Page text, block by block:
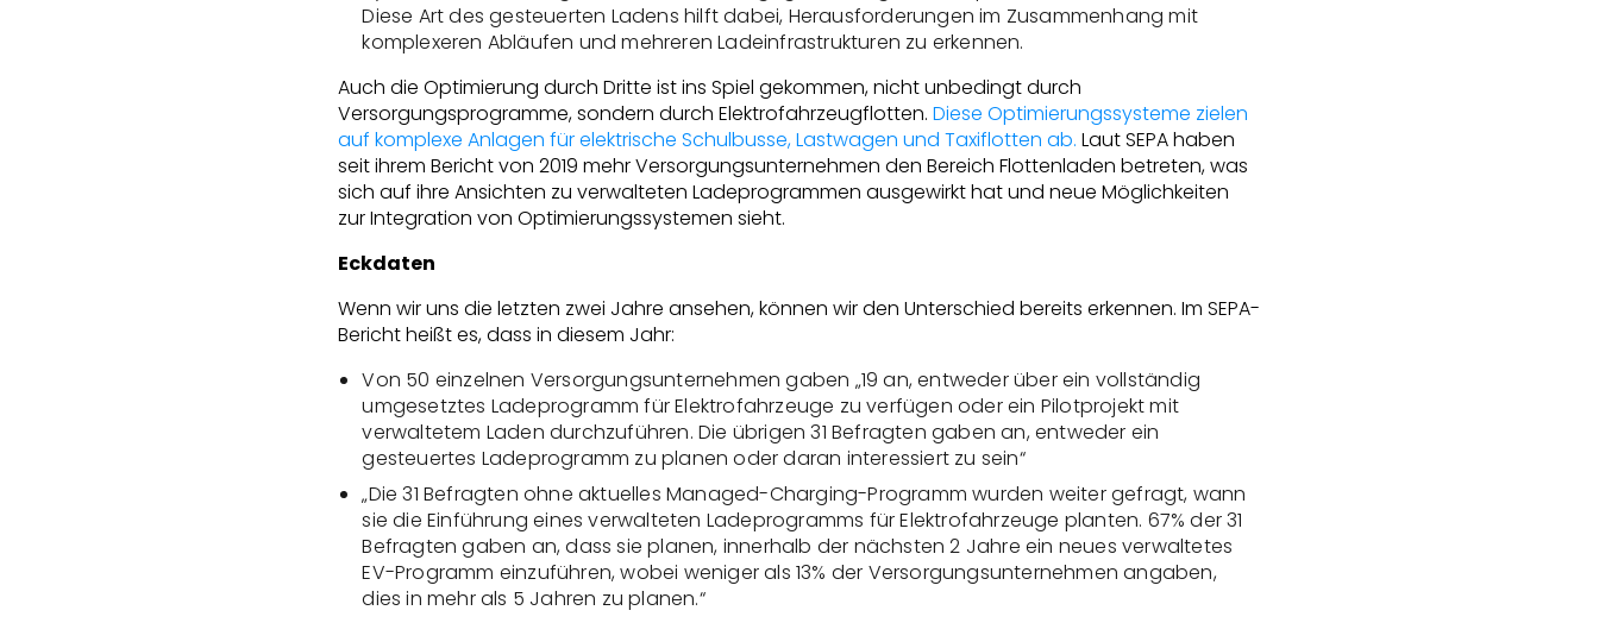
Diese Art des gesteuerten Ladens hilft dabei, Herausforderungen im Zusammenhang mit
komplexeren Abläufen und mehreren Ladeinfrastrukturen zu erkennen.
Auch die Optimierung durch Dritte ist ins Spiel gekommen, nicht unbedingt durch
Versorgungsprogramme, sondern durch Elektrofahrzeugflotten.Diese Optimierungssysteme zielen
auf komplexe Anlagen für elektrische Schulbusse, Lastwagen und Taxiflotten ab. Laut SEPA haben
seit ihrem Bericht von 2019 mehr Versorgungsunternehmen den Bereich Flottenladen betreten, was
sich auf ihre Ansichten zu verwalteten Ladeprogrammen ausgewirkt hat und neue Möglichkeiten
zur Integration von Optimierungssystemen sieht.
Eckdaten
Wenn wir uns die letzten zwei Jahre ansehen, können wir den Unterschied bereits erkennen. Im SEPA-
Bericht heißt es, dass in diesem Jahr:
Von 50 einzelnen Versorgungsunternehmen gaben „19 an, entweder über ein vollständig
umgesetztes Ladeprogramm für Elektrofahrzeuge zu verfügen oder ein Pilotprojekt mit
verwaltetem Laden durchzuführen. Die übrigen 31 Befragten gaben an, entweder ein
gesteuertes Ladeprogramm zu planen oder daran interessiert zu sein“
„Die 31 Befragten ohne aktuelles Managed-Charging-Programm wurden weiter gefragt, wann
sie die Einführung eines verwalteten Ladeprogramms für Elektrofahrzeuge planten. 67% der 31
Befragten gaben an, dass sie planen, innerhalb der nächsten 2 Jahre ein neues verwaltetes
EV-Programm einzuführen, wobei weniger als 13% der Versorgungsunternehmen angaben,
dies in mehr als 5 Jahren zu planen.“